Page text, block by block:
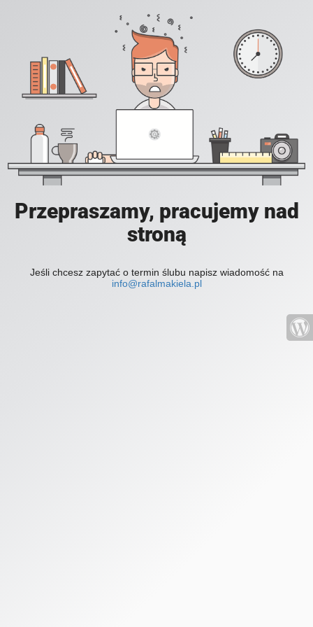
Przepraszamy, pracujemy nad
stroną
Jeśli chcesz zapytać o termin ślubu napisz wiadomość na
info@rafalmakiela.pl